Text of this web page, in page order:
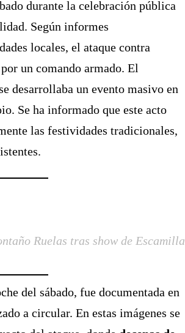
durante la celebración pública
Según informes
locales, el ataque contra
un comando armado. El
desarrollaba un evento masivo en
Se ha informado que este acto
las festividades tradicionales,
Ruelas tras show de Escamilla
del sábado, fue documentada en
a circular. En estas imágenes se